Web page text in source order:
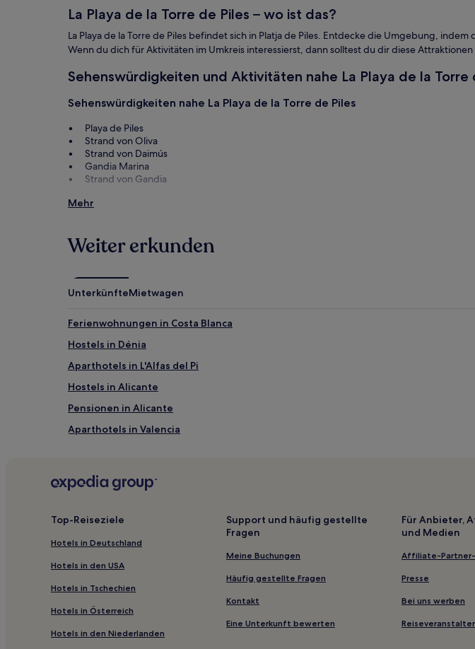
können
Bedingungen
gelten.
La Playa de la Torre de Piles – wo ist das?
La Playa de la Torre de Piles befindet sich in Platja de Piles. Entdecke die Umgebung,
Wenn du dich für Aktivitäten im Umkreis interessierst, dann solltest du dir diese
Sehenswürdigkeiten und Aktivitäten nahe La Playa de la Torre
Sehenswürdigkeiten nahe La Playa de la Torre de Piles
Playa de Piles
Strand von Oliva
Strand von Daimús
Gandia Marina
Strand von Gandia
Aktivitäten nahe La Playa de la Torre de Piles
Archäologisches Museum von Oliva
Casa de Cultura Marqués de González de Quirós
Mehr
Weiter erkunden
UnterkünfteMietwagen
Ferienwohnungen in Costa Blanca
Hostels in Dénia
Aparthotels in L'Alfas del Pi
Hostels in Alicante
Pensionen in Alicante
Aparthotels in Valencia
Ferienwohnungen in Ruzafa
Aparthotels in Poblats Maritims
Ferienwohnungen in Platja de Xeraco
Aparthotels in Stadtzentrum von Valencia
3-Sterne-Hotels in Altstadt von Dénia
Haustierfreundliche in Benissa
Top-Reiseziele
Hotels in Deutschland
Hotels in den USA
Hotels in Tschechien
Hotels in Österreich
Hotels in den Niederlanden
Support und häufig gestellte
Fragen
Meine Buchungen
Häufig gestellte Fragen
Kontakt
Eine Unterkunft bewerten
Für Anbieter,
und Medien
Affiliate-Partner-
Presse
Bei uns werben
Reiseveranstalter